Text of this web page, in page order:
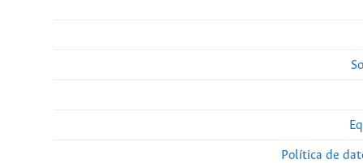
Política de